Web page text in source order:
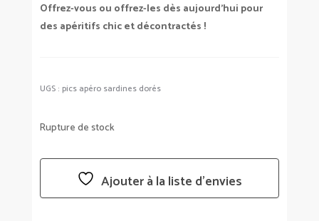
Offrez-vous ou offrez-les dès aujourd’hui pour
des apéritifs chic et décontractés !
UGS : pics apéro sardines dorés
Rupture de stock
Ajouter à la liste d’envies